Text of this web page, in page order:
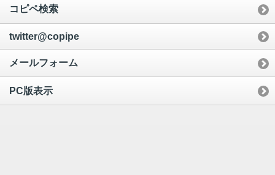
コピペ検索
twitter@copipe
メールフォーム
PC版表示